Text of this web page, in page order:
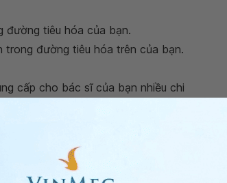
đường tiêu hóa của bạn.
đường tiêu hóa trên của bạn.
cấp cho bác sĩ của bạn nhiều chi
đều cho phép bác sĩ xem các khu
nội soi hoặc soi ruột kết để xem